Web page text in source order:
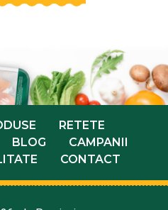
RETETE
BLOG
CAMPANII
CONTACT